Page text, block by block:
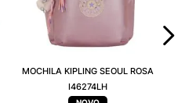
MOCHILA KIPLING SEOUL ROSA
I46274LH